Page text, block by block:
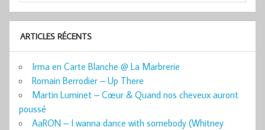
ARTICLES RÉCENTS
Irma en Carte Blanche @ La Marbrerie
Romain Berrodier – Up There
Martin Luminet – Cœur & Quand nos cheveux auront
poussé
AaRON – I wanna dance with somebody (Whitney